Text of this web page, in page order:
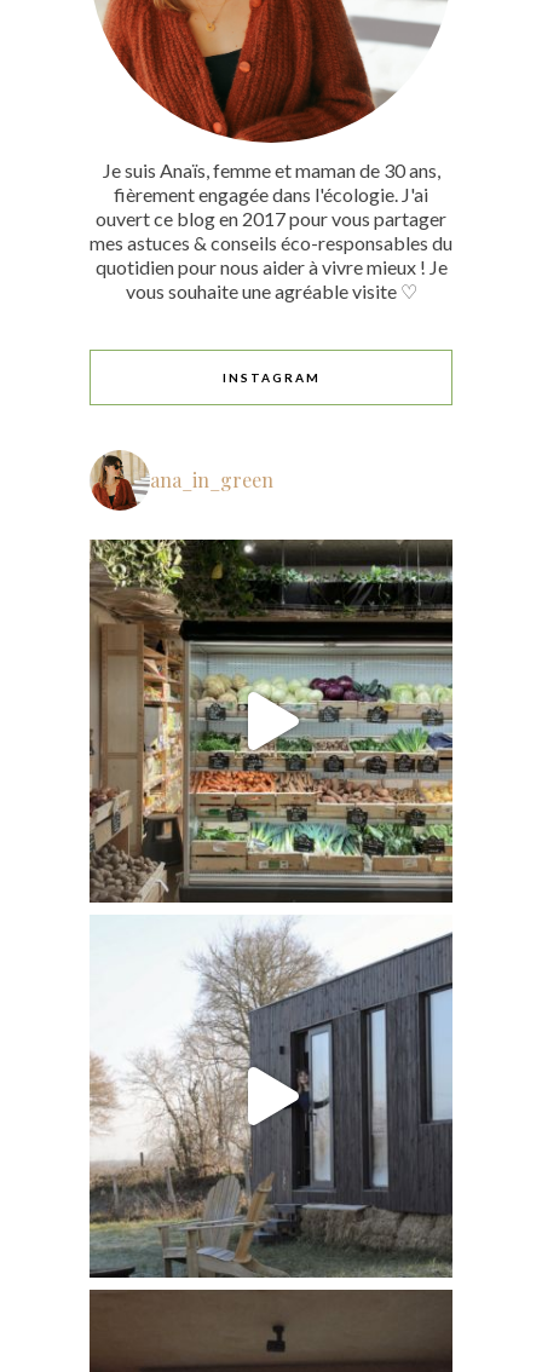
Je suis Anaïs, femme et maman de 30 ans,
fièrement engagée dans l'écologie. J'ai
ouvert ce blog en 2017 pour vous partager
mes astuces & conseils éco-responsables du
quotidien pour nous aider à vivre mieux ! Je
vous souhaite une agréable visite ♡
INSTAGRAM
ana_in_green